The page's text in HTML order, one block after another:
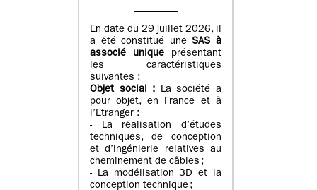
En date du 29 juillet 2026, il
a été constitué uneSAS à
associé unique présentant
les caractéristiques
suivantes :
Objet social : La société a
pour objet, en France et à
l’Etranger :
- La réalisation d’études
techniques, de conception
et d’ingénierie relatives au
cheminement de câbles ;
- La modélisation 3D et la
conception technique ;